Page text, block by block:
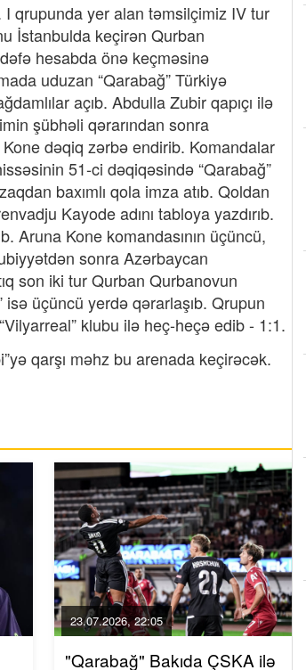
qrupunda yer alan təmsilçimiz IV tur
İstanbulda keçirən Qurban
hesabda önə keçməsinə
uduzan “Qarabağ” Türkiyə
açıb. Abdulla Zubir qapıçı ilə
şübhəli qərarından sonra
Kone dəqiq zərbə endirib. Komandalar
51-ci dəqiqəsində “Qarabağ”
baxımlı qola imza atıb. Qoldan
Kayode adını tabloya yazdırıb.
Aruna Kone komandasının üçüncü,
sonra Azərbaycan
son iki tur Qurban Qurbanovun
isə üçüncü yerdə qərarlaşıb. Qrupun
klubu ilə heç-heçə edib - 1:1.
qarşı məhz bu arenada keçirəcək.
23.07.2026, 22:05
"Qarabağ" Bakıda ÇSKA ilə